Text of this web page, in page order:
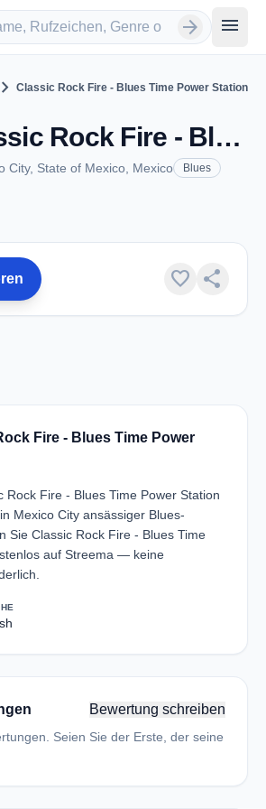
arrow_forward menu
chevron_right Classic Rock Fire - Blues Time Power Station
Classic Rock Fire - Blues Time Power Station - Mexico City
City, State of Mexico, Mexico
Blues
favorite share
Fire - Blues Time Power
Rock Fire - Blues Time Power Station
Mexico City ansässiger Blues-
Sie Classic Rock Fire - Blues Time
auf Streema — keine
Bewertung schreiben
Seien Sie der Erste, der seine